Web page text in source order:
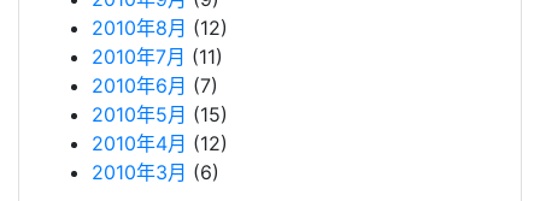
2010年8月 (12)
2010年7月 (11)
2010年6月 (7)
2010年5月 (15)
2010年4月 (12)
2010年3月 (6)